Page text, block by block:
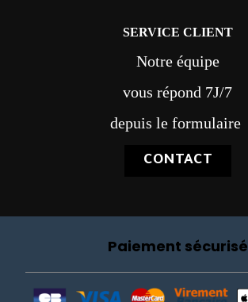
SERVICE CLIENT
Notre équipe
vous répond 7J/7
depuis le formulaire
CONTACT
Paiement sécurisé